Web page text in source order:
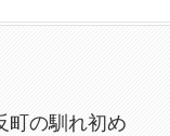
町の馴れ初め